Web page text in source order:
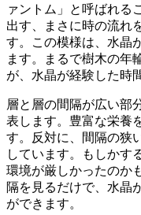
ァントム」と呼ばれる
出す、まさに時の流れ
す。
この模様は、水晶
ます。まるで樹木の年
が、水晶が経験した時
層と層の間隔が広い部
表します。 豊富な栄養
す。反対に、
間隔の狭
しています。
もしかす
環境が厳しかったのか
隔を見るだけで、水晶
ができます。